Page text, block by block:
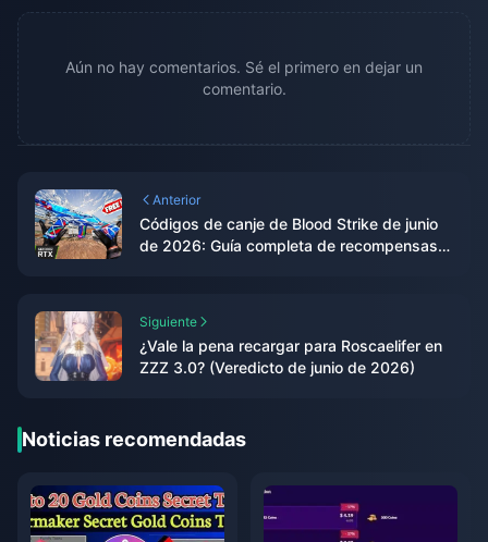
Aún no hay comentarios. Sé el primero en dejar un
comentario.
Anterior
Códigos de canje de Blood Strike de junio
de 2026: Guía completa de recompensas
Siguiente
¿Vale la pena recargar para Roscaelifer en
ZZZ 3.0? (Veredicto de junio de 2026)
Noticias recomendadas